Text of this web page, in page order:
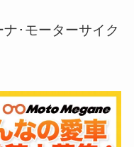
･モーターサイク